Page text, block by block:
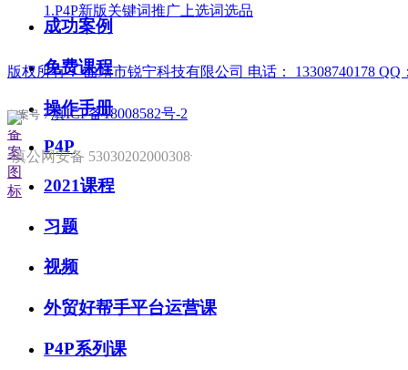
1.P4P新版关键词推广上选词选品
成功案例
免费课程
操作手册
P4P
2021课程
习题
视频
外贸好帮手平台运营课
P4P系列课
版权所有： 曲靖市锐宁科技有限公司 电话： 13308740178 QQ
备案号：滇ICP备18008582号-2
滇公网安备 53030202000308号